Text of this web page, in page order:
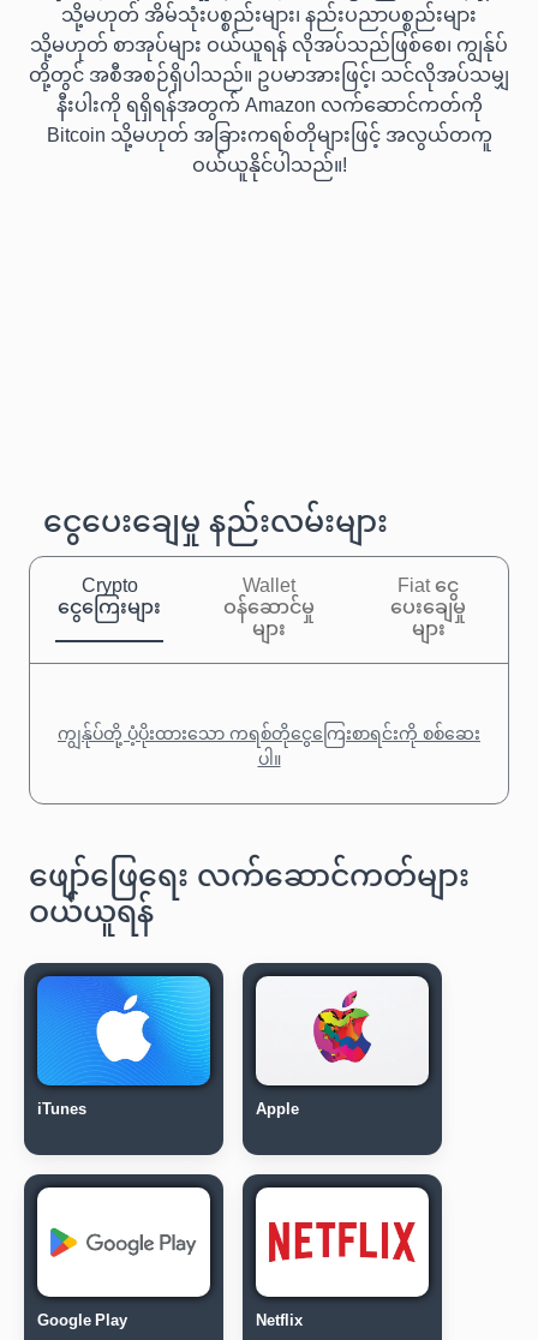
သို့မဟုတ် အိမ်သုံးပစ္စည်းများ၊ နည်းပညာပစ္စည်းများ
သို့မဟုတ် စာအုပ်များ ဝယ်ယူရန် လိုအပ်သည်ဖြစ်စေ၊ ကျွန်ုပ်
တို့တွင် အစီအစဉ်ရှိပါသည်။ ဥပမာအားဖြင့်၊ သင်လိုအပ်သမျှ
နီးပါးကို ရရှိရန်အတွက် Amazon လက်ဆောင်ကတ်ကို
Bitcoin သို့မဟုတ် အခြားကရစ်တိုများဖြင့် အလွယ်တကူ
ဝယ်ယူနိုင်ပါသည်။!
ငွေပေးချေမှု နည်းလမ်းများ
Crypto
ငွေကြေးများ
Wallet
ဝန်ဆောင်မှု
များ
Fiat ငွေ
ပေးချေမှု
များ
ကျွန်ုပ်တို့ ပံ့ပိုးထားသော ကရစ်တိုငွေကြေးစာရင်းကို စစ်ဆေး
ပါ။
ဖျော်ဖြေရေး လက်ဆောင်ကတ်များ
ဝယ်ယူရန်
iTunes Apple
Google Play Netflix